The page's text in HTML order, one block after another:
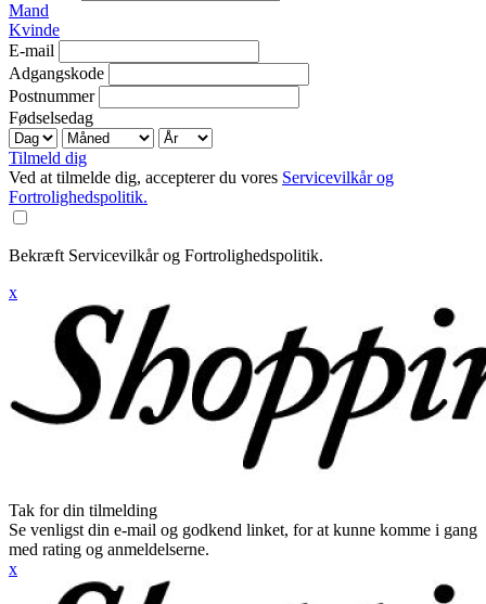
Mand
Kvinde
E-mail
Adgangskode
Postnummer
Fødselsedag
Tilmeld dig
Ved at tilmelde dig, accepterer du vores Servicevilkår og
Fortrolighedspolitik.
Bekræft Servicevilkår og Fortrolighedspolitik.
x
Tak for din tilmelding
Se venligst din e-mail og godkend linket, for at kunne komme i gang
med rating og anmeldelserne.
x